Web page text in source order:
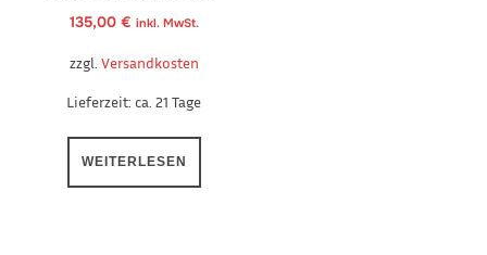
135,00 € inkl. MwSt.
zzgl. Versandkosten
Lieferzeit: ca. 21 Tage
WEITERLESEN